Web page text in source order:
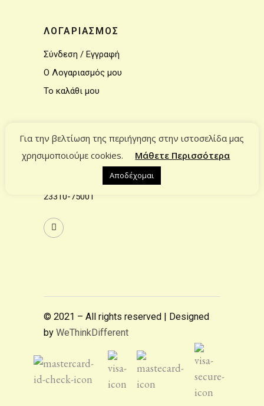
ΛΟΓΑΡΙΑΣΜΟΣ
Σύνδεση / Εγγραφή
Ο Λογαριασμός μου
Το καλάθι μου
ΕΠΙΚΟΙΝΩΝΙΑ
Επικοινωνία
info@estiahomecollection.gr
23310-75001
© 2021 – All rights reserved | Designed
by WeThinkDifferent
Για την βελτίωση της περιήγησης στην ιστοσελίδα μας
χρησιμοποιούμε cookies.
Μάθετε Περισσότερα
Αποδέχομαι